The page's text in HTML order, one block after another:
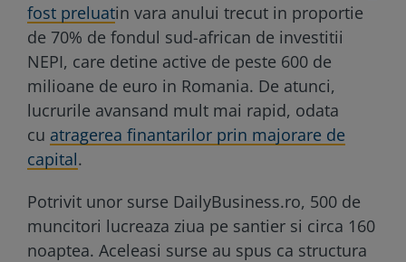
fost preluatin vara anului trecut in proportie
de 70% de fondul sud-african de investitii
NEPI, care detine active de peste 600 de
milioane de euro in Romania. De atunci,
lucrurile avansand mult mai rapid, odata
cu atragerea finantarilor prin majorare de
capital.
Potrivit unor surse DailyBusiness.ro, 500 de
muncitori lucreaza ziua pe santier si circa 160
noaptea. Aceleasi surse au spus ca structura